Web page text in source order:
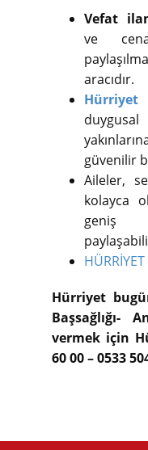
Vefat
ve
aracıdır.
güvenilir
Aileler,
kolayca
geniş
Hürriyet
Başsağlığı-
vermek için
60 00 – 0533